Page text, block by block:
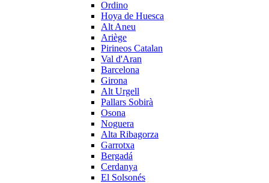
Ordino
Hoya de Huesca
Alt Aneu
Ariège
Pirineos Catalan
Val d'Aran
Barcelona
Girona
Alt Urgell
Pallars Sobirà
Osona
Noguera
Alta Ribagorza
Garrotxa
Bergadá
Cerdanya
El Solsonés